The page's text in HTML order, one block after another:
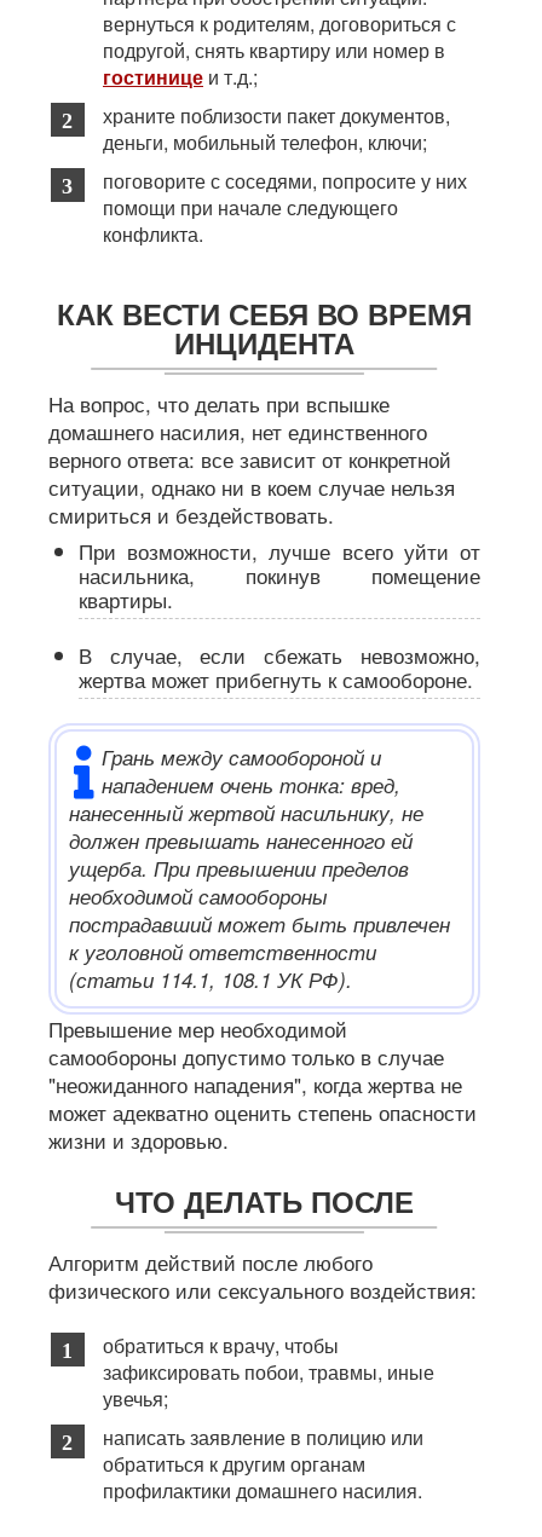
вернуться к родителям, договориться с
подругой, снять квартиру или номер в
гостинице и т.д.;
храните поблизости пакет документов,
деньги, мобильный телефон, ключи;
поговорите с соседями, попросите у них
помощи при начале следующего
конфликта.
КАК ВЕСТИ СЕБЯ ВО ВРЕМЯ
ИНЦИДЕНТА
На вопрос, что делать при вспышке
домашнего насилия, нет единственного
верного ответа: все зависит от конкретной
ситуации, однако ни в коем случае нельзя
смириться и бездействовать.
При возможности, лучше всего уйти от
насильника, покинув помещение
квартиры.
В случае, если сбежать невозможно,
жертва может прибегнуть к самообороне.
Грань между самообороной и
нападением очень тонка: вред,
нанесенный жертвой насильнику, не
должен превышать нанесенного ей
ущерба. При превышении пределов
необходимой самообороны
пострадавший может быть привлечен
к уголовной ответственности
(статьи 114.1, 108.1 УК РФ).
Превышение мер необходимой
самообороны допустимо только в случае
"неожиданного нападения", когда жертва не
может адекватно оценить степень опасности
жизни и здоровью.
ЧТО ДЕЛАТЬ ПОСЛЕ
Алгоритм действий после любого
физического или сексуального воздействия:
обратиться к врачу, чтобы
зафиксировать побои, травмы, иные
увечья;
написать заявление в полицию или
обратиться к другим органам
профилактики домашнего насилия.